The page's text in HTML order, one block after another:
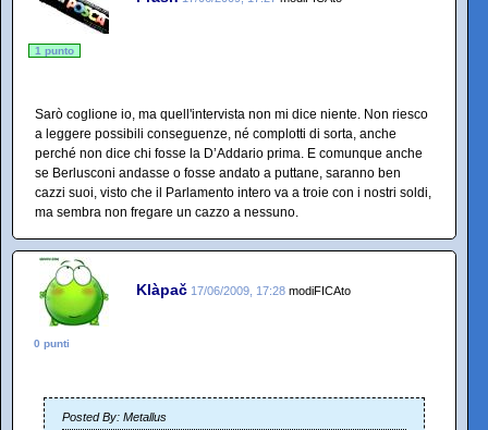
1 punto
Sarò coglione io, ma quell'intervista non mi dice niente. Non riesco
a leggere possibili conseguenze, né complotti di sorta, anche
perché non dice chi fosse la D’Addario prima. E comunque anche
se Berlusconi andasse o fosse andato a puttane, saranno ben
cazzi suoi, visto che il Parlamento intero va a troie con i nostri soldi,
ma sembra non fregare un cazzo a nessuno.
Klàpač 17/06/2009, 17:28 modiFICAto
0 punti
Posted By: Metallus